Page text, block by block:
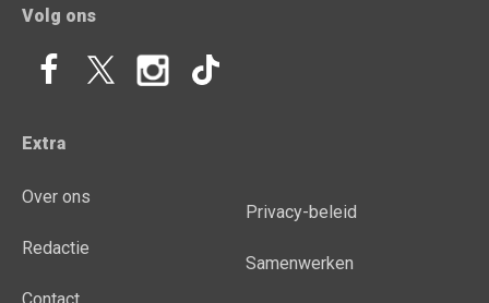
Volg ons
Extra
Over ons
Redactie
Privacy-beleid
Samenwerken